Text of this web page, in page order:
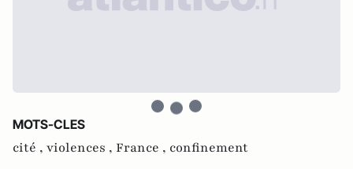
MOTS-CLES
cité , violences , France , confinement